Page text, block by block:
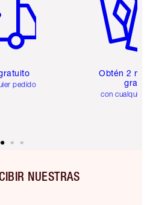
pedido
Obtén 2
gratis
con
NUESTRAS